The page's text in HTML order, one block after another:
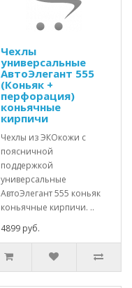
Чехлы
универсальные
АвтоЭлегант 555
(Коньяк +
перфорация)
коньячные
кирпичи
Чехлы из ЭКОкожи с
поясничной
поддержкой
универсальные
АвтоЭлегант 555 коньяк
коньячные кирпичи. ..
4899 руб.